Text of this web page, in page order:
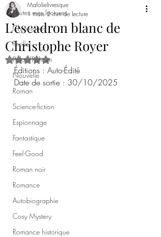
Toutes mes lectures
Chroniques
Thriller
Polar/Policier
Nouvelle
Roman
Science-fiction
Espionnage
Fantastique
Feel-Good
Roman noir
Romance
Autobiographie
Cosy Mystery
Romance historique
L’escadron blanc de
Christophe Royer
Mafolielivresque
1 mars 2 min de lecture
Noté NaN étoiles sur 5.
Éditions : Auto-Édité
Date de sortie : 30/10/2025